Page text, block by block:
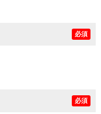
必須
必須